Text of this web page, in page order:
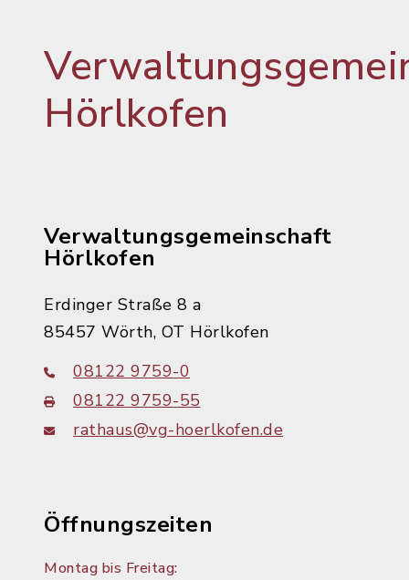
Hörlkofen
Verwaltungsgemeinschaft
Hörlkofen
Erdinger Straße 8 a
85457 Wörth, OT Hörlkofen
08122 9759-0
08122 9759-55
rathaus@vg-hoerlkofen.de
Öffnungszeiten
Montag bis Freitag: